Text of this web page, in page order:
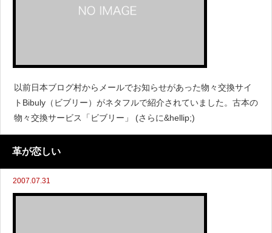
以前日本ブログ村からメールでお知らせがあった物々交換サイ
トBibuly（ビブリー）がネタフルで紹介されていました。古本の
物々交換サービス「ビブリー」 (さらに&hellip;)
革が恋しい
2007.07.31